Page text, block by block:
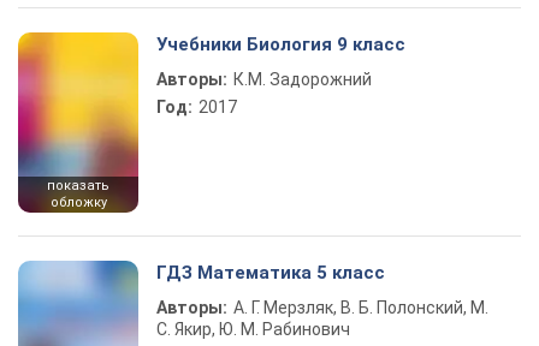
показать
обложку
Учебники Биология 9 класс
Авторы: К.М. Задорожний
Год: 2017
ГДЗ Математика 5 класс
Авторы: А. Г. Мерзляк, В. Б. Полонский, М.
С. Якир, Ю. М. Рабинович